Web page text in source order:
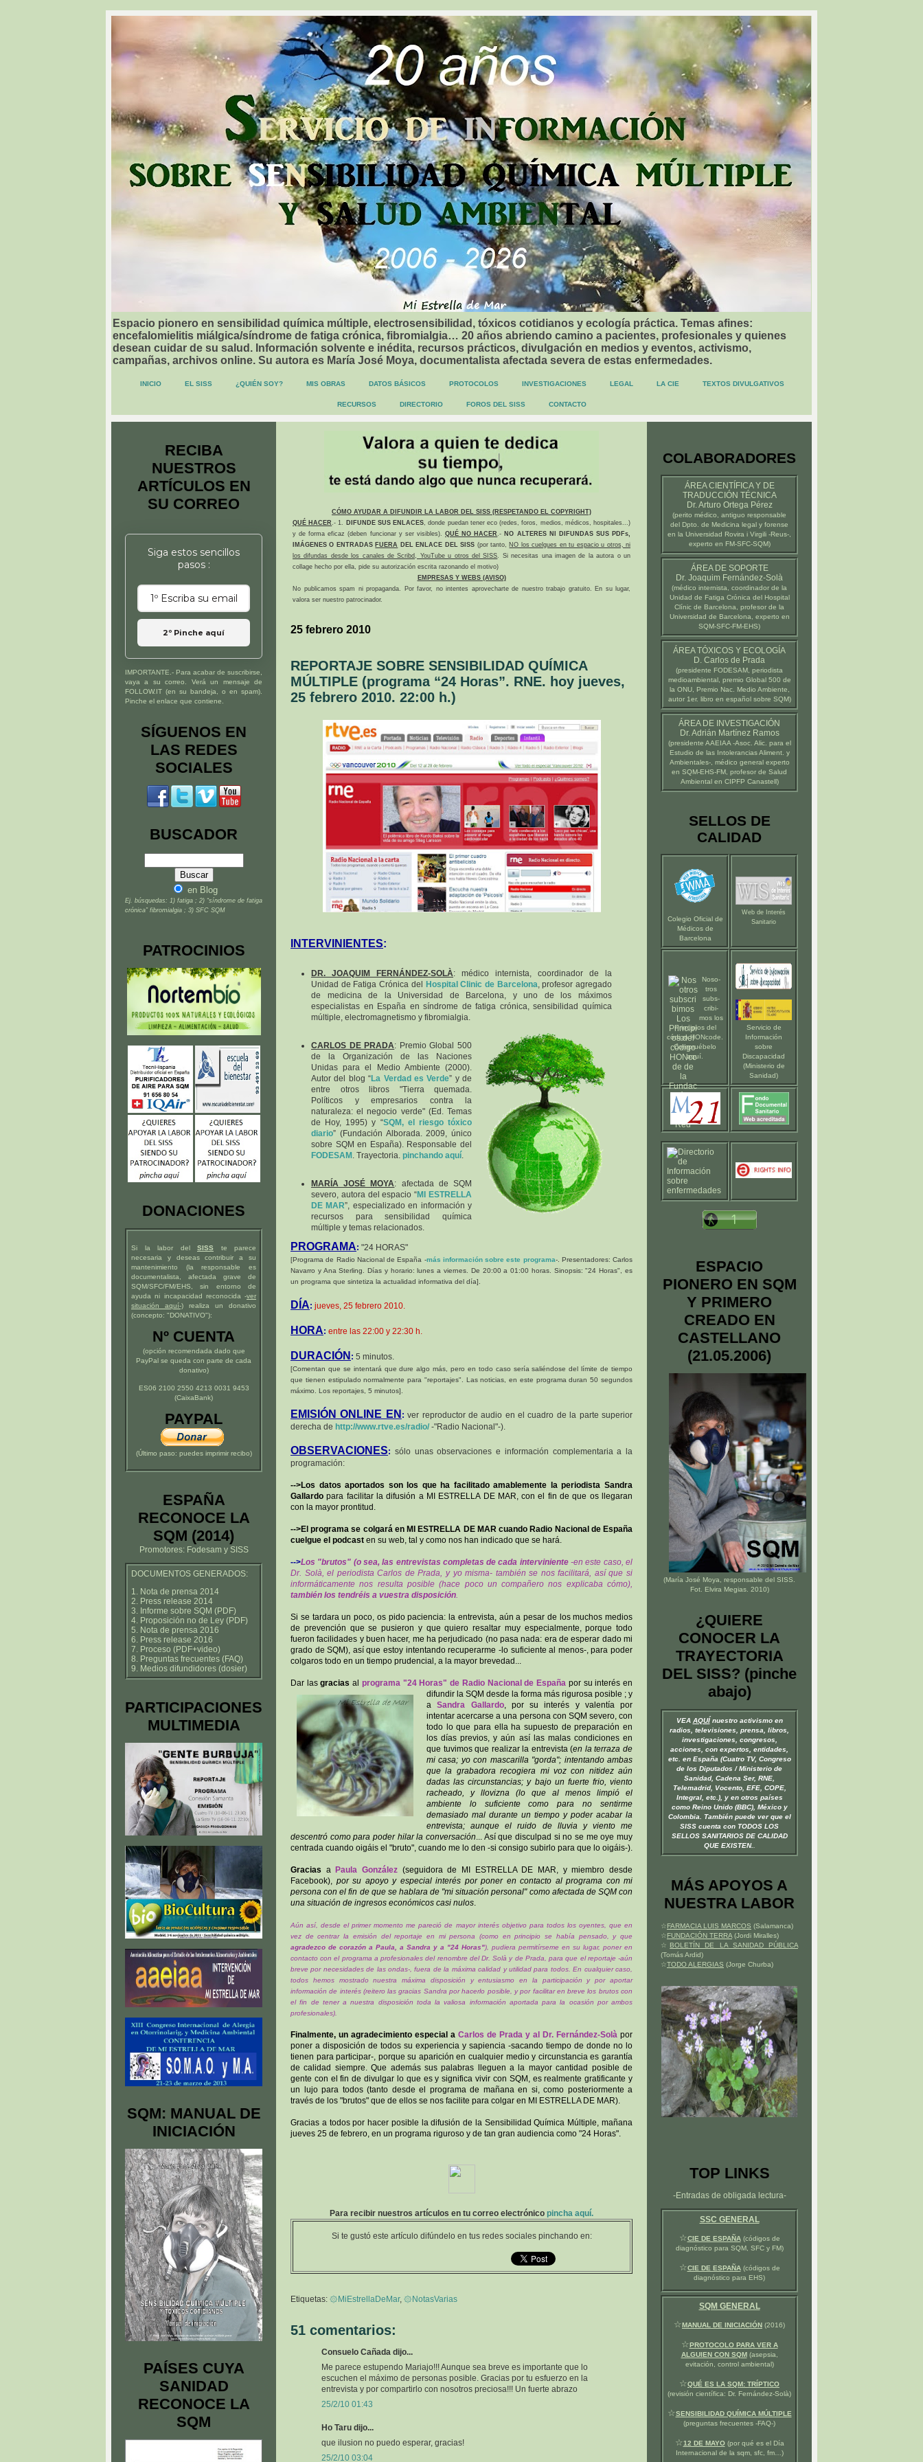
Espacio pionero en sensibilidad química múltiple, electrosensibilidad, tóxicos cotidianos y ecología práctica. Temas afines:
encefalomielitis miálgica/síndrome de fatiga crónica, fibromialgia… 20 años abriendo camino a pacientes, profesionales y quienes
desean cuidar de su salud. Información solvente e inédita, recursos prácticos, divulgación en medios y eventos, activismo,
campañas, archivos online. Su autora es María José Moya, documentalista afectada severa de estas enfermedades.
INICIO EL SISS ¿QUIÉN SOY? MIS OBRAS DATOS BÁSICOS PROTOCOLOS INVESTIGACIONES LEGAL LA CIE TEXTOS DIVULGATIVOS
RECURSOS DIRECTORIO FOROS DEL SISS CONTACTO
CÓMO AYUDAR A DIFUNDIR LA LABOR DEL SISS (RESPETANDO EL COPYRIGHT)
QUÉ HACER.- 1. DIFUNDE SUS ENLACES, donde puedan tener eco (redes, foros, medios, médicos, hospitales...)
y de forma eficaz (deben funcionar y ser visibles).QUÉ NO HACER.- NO ALTERES NI DIFUNDAS SUS PDFs,
IMÁGENES O ENTRADAS FUERA DEL ENLACE DEL SISS (por tanto, NO los cuelgues en tu espacio u otros, ni
los difundas desde los canales de Scribd, YouTube u otros del SISS. Si necesitas una imagen de la autora o un
collage hecho por ella, pide su autorización escrita razonando el motivo)
EMPRESAS Y WEBS (AVISO)
No publicamos spam ni propaganda. Por favor, no intentes aprovecharte de nuestro trabajo gratuito. En su lugar,
valora ser nuestro patrocinador.
25 febrero 2010
REPORTAJE SOBRE SENSIBILIDAD QUÍMICA
MÚLTIPLE (programa “24 Horas”. RNE. hoy jueves,
25 febrero 2010. 22:00 h.)
INTERVINIENTES:
DR. JOAQUIM FERNÁNDEZ-SOLÀ: médico internista, coordinador de la
Unidad de Fatiga Crónica del
Hospital Clinic de Barcelona, profesor agregado
de medicina de la Universidad de Barcelona, y uno de los máximos
especialistas en España en síndrome de fatiga crónica, sensibilidad química
múltiple, electromagnetismo y fibromialgia.
CARLOS DE PRADA: Premio Global 500
de la Organización de las Naciones
Unidas para el Medio Ambiente (2000).
Autor del blog “La Verdad es Verde” y de
entre otros libros "Tierra quemada.
Políticos y empresarios contra la
naturaleza: el negocio verde" (Ed. Temas
de Hoy, 1995) y “SQM, el riesgo tóxico
diario” (Fundación Alborada. 2009, único
sobre SQM en España). Responsable del
FODESAM . Trayectoria. pinchando aquí.
MARÍA JOSÉ MOYA: afectada de SQM
severo, autora del espacio “MI ESTRELLA
DE MAR”, especializado en información y
recursos para sensibilidad química
múltiple y temas relacionados.
PROGRAMA: "24 HORAS"
[Programa de Radio Nacional de España -más información sobre este programa-. Presentadores: Carlos
Navarro y Ana Sterling. Días y horario: lunes a viernes. De 20:00 a 01:00 horas. Sinopsis: "24 Horas", es
un programa que sintetiza la actualidad informativa del día].
DÍA: jueves, 25 febrero 2010.
HORA: entre las 22:00 y 22:30 h.
DURACIÓN : 5 minutos.
[Comentan que se intentará que dure algo más, pero en todo caso sería saliéndose del límite de tiempo
que tienen estipulado normalmente para "reportajes".
Las noticias, en este programa duran 50 segundos
máximo. Los reportajes, 5 minutos].
EMISIÓN ONLINE EN : ver reproductor de audio en el cuadro de la parte superior
derecha de http://www.rtve.es/radio/ -"Radio Nacional"-).
OBSERVACIONES: sólo unas observaciones e información complementaria a la
programación:
-->Los datos aportados son los que ha facilitado amablemente la periodista Sandra
Gallardo para facilitar la difusión a MI ESTRELLA DE MAR, con el fin de que os llegaran
con la mayor prontitud.
-->El programa se colgará en MI ESTRELLA DE MAR cuando Radio Nacional de España
cuelgue el podcast en su web, tal y como nos han indicado que se hará.
-->Los "brutos" (o sea, las entrevistas completas de cada interviniente-en este caso, el
Dr. Solà, el periodista Carlos de Prada, y yo misma- también se nos facilitará, así que si
informáticamente nos resulta posible (hace poco un compañero nos explicaba cómo),
también los tendréis a vuestra disposición.
Si se tardara un poco, os pido paciencia: la entrevista, aún a pesar de los muchos medios
de prevención que se pusieron y que quiero resaltar muy especialmente, porque todo
fueron facilidades y buen hacer, me ha perjudicado (no pasa nada: era de esperar dado mi
grado de SQM), así que estoy intentando recuperarme -lo suficiente al menos-, para poder
colgaros todo en un tiempo prudencial, a la mayor brevedad...
Dar lasgracias al programa "24 Horas" de Radio Nacional de España por su interés en
difundir la SQM desde la forma más rigurosa posible ; y
a Sandra Gallardo, por su interés y valentía por
intentar acercarse a una persona con SQM severo, con
todo lo que para ella ha supuesto de preparación en
los días previos, y aún así las malas condiciones en
que tuvimos que realizar la entrevista (en la terraza de
mi casa; yo con mascarilla "gorda"; intentando ambas
que la grabadora recogiera mi voz con nitidez aún
dadas las circunstancias; y bajo un fuerte frio, viento
racheado, y llovizna (lo que al menos limpió el
ambiente lo suficiente como para no sentirme
demasiado mal durante un tiempo y poder acabar la
entrevista; aunque el ruido de lluvia y viento me
descentró como para poder hilar la conversación... Así que disculpad si no se me oye muy
centrada cuando oigáis el "bruto", cuando me lo den -si consigo subirlo para que lo oigáis-).
Gracias a Paula González (seguidora de MI ESTRELLA DE MAR, y miembro desde
Facebook), por su apoyo y especial interés por poner en contacto al programa con mi
persona con el fin de que se hablara de "mi situación personal" como afectada de SQM con
una situación de ingresos económicos casi nulos.
Aún así, desde el primer momento me pareció de mayor interés objetivo para todos los oyentes, que en
vez de centrar la emisión del reportaje en mi persona (como en principio se había pensado, y que
agradezco de corazón a Paula, a Sandra y a "24 Horas"), pudiera permitírseme en su lugar, poner en
contacto con el programa a profesionales del renombre del Dr. Solà y de Prada, para que el reportaje -aún
breve por necesidades de las ondas-, fuera de la máxima calidad y utilidad para todos. En cualquier caso,
todos hemos mostrado nuestra máxima disposición y entusiasmo en la participación y por aportar
información de interés (reitero las gracias Sandra por hacerlo posible, y por facilitar en breve los brutos con
el fin de tener a nuestra disposición toda la valiosa información aportada para la ocasión por ambos
profesionales).
Finalmente, un agradecimiento especial a Carlos de Prada y al Dr. Fernández-Solà por
poner a disposición de todos su experiencia y sapiencia -sacando tiempo de donde no lo
tienen para participar-, porque su aparición en cualquier medio y circunstancia es garantía
de calidad siempre. Que además sus palabras lleguen a la mayor cantidad posible de
gente con el fin de divulgar lo que es y significa vivir con SQM, es realmente gratificante y
un lujo para todos (tanto desde el programa de mañana en si, como posteriormente a
través de los "brutos" que de ellos se nos facilite para colgar en MI ESTRELLA DE MAR).
Gracias a todos por hacer posible la difusión de la Sensibilidad Química Múltiple, mañana
jueves 25 de febrero, en un programa riguroso y de tan gran audiencia como "24 Horas".
Para recibir nuestros artículos en tu correo electrónico pincha aquí.
Si te gustó este artículo difúndelo en tus redes sociales pinchando en:
Etiquetas: ۞MiEstrellaDeMar, ۞NotasVarias
51 comentarios:
Consuelo Cañada dijo...
Me parece estupendo Mariajo!!! Aunque sea breve es importante que lo
escuchen el máximo de personas posible. Gracias por tu esfuerzo en la
entrevista y por compartirlo con nosotros preciosa!!! Un fuerte abrazo
25/2/10 01:43
Ho Taru dijo...
que ilusion no puedo esperar, gracias!
25/2/10 03:04
RECIBA
NUESTROS
ARTÍCULOS EN
SU CORREO
Siga estos sencillos
pasos :
2º Pinche aquí
IMPORTANTE.- Para acabar de suscribirse,
vaya a su correo. Verá un mensaje de
FOLLOW.IT (en su bandeja, o en spam).
Pinche el enlace que contiene.
SÍGUENOS EN
LAS REDES
SOCIALES
BUSCADOR
en Blog
Ej. búsquedas: 1) fatiga ; 2) “síndrome de fatiga
crónica” fibromialgia ; 3) SFC SQM
PATROCINIOS
DONACIONES
Si la labor del SISS te parece
necesaria y deseas contribuir a su
mantenimiento (la responsable es
documentalista, afectada grave de
SQM/SFC/FM/EHS, sin entorno de
ayuda ni incapacidad reconocida -ver
situación aquí-) realiza un donativo
(concepto: "DONATIVO"):
Nº CUENTA
(opción recomendada dado que
PayPal se queda con parte de cada
donativo)
ES06 2100 2550 4213 0031 9453
(CaixaBank)
PAYPAL
(Último paso: puedes imprimir recibo)
ESPAÑA
RECONOCE LA
SQM (2014)
Promotores: Fodesam y SISS
DOCUMENTOS GENERADOS:
1. Nota de prensa 2014
2. Press release 2014
3. Informe sobre SQM (PDF)
4. Proposición no de Ley (PDF)
5. Nota de prensa 2016
6. Press release 2016
7. Proceso (PDF+video)
8. Preguntas frecuentes (FAQ)
9. Medios difundidores (dosier)
PARTICIPACIONES
MULTIMEDIA
SQM: MANUAL DE
INICIACIÓN
PAÍSES CUYA
SANIDAD
RECONOCE LA
SQM
COLABORADORES
ÁREA CIENTÍFICA Y DE
TRADUCCIÓN TÉCNICA
Dr. Arturo Ortega Pérez
(perito médico , antiguo responsable
del Dpto. de Medicina legal y forense
en la Universidad Rovira i Virgili -Reus-
experto en FM-SFC-SQM)
ÁREA DE SOPORTE
Dr. Joaquim Fernández-Solà
(médico internista, coordinador de la
Unidad de Fatiga Crónica del Hospital
Clínic de Barcelona , profesor de la
Universidad de Barcelona , experto en
SQM-SFC-FM-EHS)
ÁREA TÓXICOS Y ECOLOGÍA
D. Carlos de Prada
(presidente FODESAM , periodista
medioambiental, premio Global 500 de
la ONU, Premio Nac. Medio Ambiente,
autor 1er. libro en español sobre SQM)
ÁREA DE INVESTIGACIÓN
Dr. Adrián Martínez Ramos
(presidente AAEIAA-Asoc. Alic. para el
Estudio de las Intolerancias Aliment. y
Ambientales-, médico general experto
en SQM-EHS-FM, profesor de Salud
Ambiental en CIPFP Canastell)
SELLOS DE
CALIDAD
Colegio Oficial de
Médicos de
Barcelona
Web de Interés
Sanitario
Noso-
tros
subs-
cribi-
mos los
Principios del
código HONcode
Compruébelo
aquí
Servicio de
Información
sobre
Discapacidad
(Ministerio de
Sanidad)
ESPACIO
PIONERO EN SQM
Y PRIMERO
CREADO EN
CASTELLANO
(21.05.2006)
(María José Moya, responsable del SISS
Fot. Elvira Megias. 2010)
¿QUIERE
CONOCER LA
TRAYECTORIA
DEL SISS? (pinche
abajo)
VEA AQUÍnuestro activismo en
radios, televisiones, prensa, libros,
investigaciones, congresos,
acciones, con expertos, entidades,
etc. en España (Cuatro TV, Congreso
de los Diputados / Ministerio de
Sanidad, Cadena Ser, RNE,
Telemadrid, Vocento, EFE, COPE,
Integral, etc.), y en otros países
como Reino Unido (BBC), México y
Colombia. También puede ver que el
SISS cuenta con TODOS LOS
SELLOS SANITARIOS DE CALIDAD
QUE EXISTEN.
MÁS APOYOS A
NUESTRA LABOR
☆FARMACIA LUIS MARCOS (Salamanca)
☆FUNDACIÓN TERRA (Jordi Miralles)
☆ BOLETÍN DE LA SANIDAD PÚBLICA
(Tomás Ardid)
☆TODO ALERGIAS (Jorge Churba)
TOP LINKS
-Entradas de obligada lectura-
SSC GENERAL
☆CIE DE ESPAÑA(códigos de
diagnóstico para SQM, SFC y FM)
☆CIE DE ESPAÑA(códigos de
diagnóstico para EHS)
SQM GENERAL
☆MANUAL DE INICIACIÓN (2016)
☆PROTOCOLO PARA VER A
ALGUIEN CON SQM(asepsia,
evitación, control ambiental)
☆QUÉ ES LA SQM: TRÍPTICO
(revisión científica: Dr. Fernández-Solà)
☆SENSIBILIDAD QUÍMICA MÚLTIPLE
(preguntas frecuentes -FAQ-)
☆12 DE MAYO(por qué es el Día
Internacional de la sqm, sfc, fm…)